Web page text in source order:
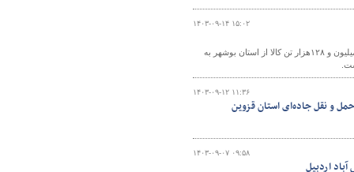
۱۴۰۳-۰۹-۱۴ ۱۵:۰۲
مدیرکل راهداری و حمل‌ونقل جاده‌ای استان بوشهر گفت: طی هشت ماهه سال جاری ۶ میلیون و ۱۲۸هزار تن کالا از استان بوشهر به
۱۴۰۳-۰۹-۱۲ ۱۱:۳۶
و نقل جاده‌ای استان قزوین
۱۴۰۳-۰۹-۰۷ ۰۹:۵۸